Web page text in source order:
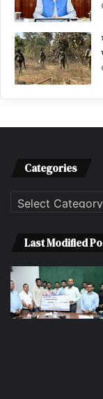
Categories
Categories
Last Modified